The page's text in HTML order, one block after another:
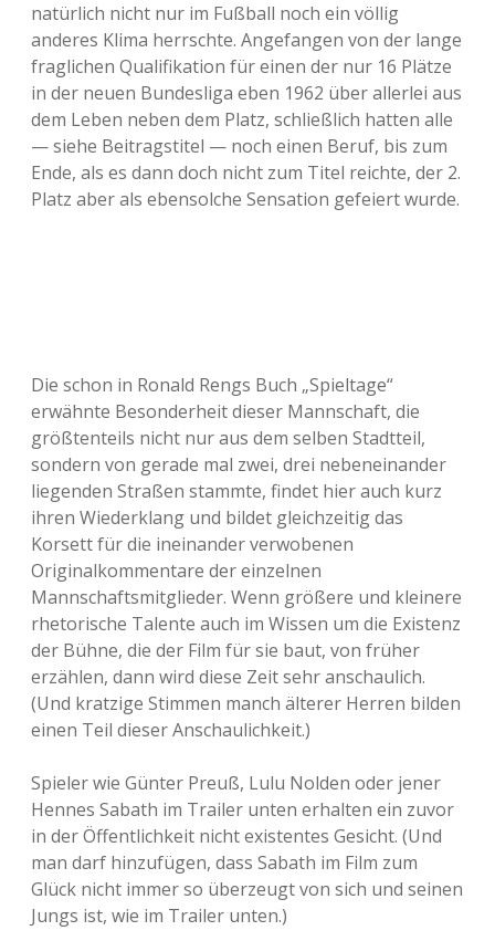
natürlich nicht nur im Fußball noch ein völlig
anderes Klima herrschte. Angefangen von der lange
fraglichen Qualifikation für einen der nur 16 Plätze
in der neuen Bundesliga eben 1962 über allerlei aus
dem Leben neben dem Platz, schließlich hatten alle
— siehe Beitragstitel — noch einen Beruf, bis zum
Ende, als es dann doch nicht zum Titel reichte, der 2.
Platz aber als ebensolche Sensation gefeiert wurde.
Die schon in Ronald Rengs Buch „Spieltage“
erwähnte Besonderheit dieser Mannschaft, die
größtenteils nicht nur aus dem selben Stadtteil,
sondern von gerade mal zwei, drei nebeneinander
liegenden Straßen stammte, findet hier auch kurz
ihren Wiederklang und bildet gleichzeitig das
Korsett für die ineinander verwobenen
Originalkommentare der einzelnen
Mannschaftsmitglieder. Wenn größere und kleinere
rhetorische Talente auch im Wissen um die Existenz
der Bühne, die der Film für sie baut, von früher
erzählen, dann wird diese Zeit sehr anschaulich.
(Und kratzige Stimmen manch älterer Herren bilden
einen Teil dieser Anschaulichkeit.)
Spieler wie Günter Preuß, Lulu Nolden oder jener
Hennes Sabath im Trailer unten erhalten ein zuvor
in der Öffentlichkeit nicht existentes Gesicht. (Und
man darf hinzufügen, dass Sabath im Film zum
Glück nicht immer so überzeugt von sich und seinen
Jungs ist, wie im Trailer unten.)